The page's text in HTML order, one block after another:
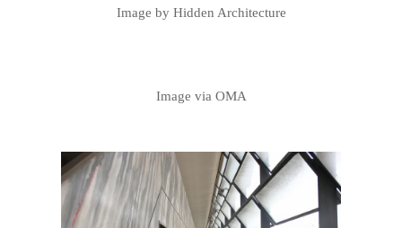
Image by Hidden Architecture
Image via OMA